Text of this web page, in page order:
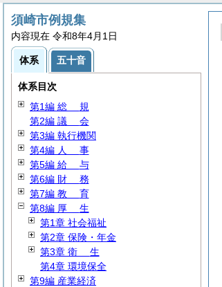
須崎市例規集
内容現在 令和8年4月1日
体系 五十音
体系目次
第1編 総 規
第2編 議 会
第3編 執行機関
第4編 人 事
第5編 給 与
第6編 財 務
第7編 教 育
第8編 厚 生
第1章 社会福祉
第2章 保険・年金
第3章 衛 生
第4章 環境保全
第9編 産業経済